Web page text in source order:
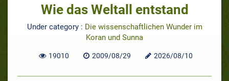
Wie das Weltall entstand
Under category : Die wissenschaftlichen Wunder im
Koran und Sunna
19010 2009/08/29 2026/08/10